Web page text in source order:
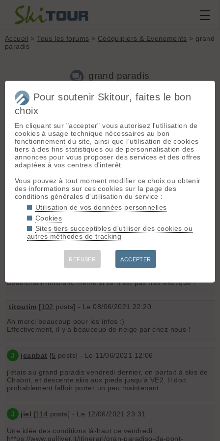
Accueil >Tous les forums > Coéquipiers & Evenements > grand
paradis
grand paradis
Nouveau sujet
titoutim
102
posts] - Le 08/06/2021 15:17
bonjour,
j'aimerais bien aller faire un tour côté italien la semaine
prochaine, pour faire le grand paradis ou la grande rousse,
éventuellement côté cervinia.
dénivelé à prevoir, minimum 2000m et descente
potentiellement un peu raide, mais la qualité de neige reste
prioritaire 😉
Savoie73[9posts] - Le 08/06/2021 20:43
Pour info il n'y a pas de neige en Val d'Aoste cette année, j'y
suis allé fin avril et le massif du Grand Paradis était très sec.
Il faut porter au moins jusqu'au refuge VE2 à 2700m et
ensuite en haut il y a beaucoup de cailloux...
Beaufortain-MtBlanc même si ce n'est pas très exotique !
titoutim [102 posts] - Le 08/06/2021 22:20
Ah merci beaucoup pour les infos :)
Effectivement, il y a beaucoup de neige par chez nous !
J jeanbat [5 posts] - Le 11/06/2021 12:06
j'étais au grand paradis vendredi dernier, on partait à skis de
Chabot, et descente skis aux pieds jusqu'à VE2. Il doit
probablement falloir porter un peu maintenant.
J jiel [114 posts] - Le 12/06/2021 23:31
Une idée des conditions là-haut ce vendredi :
h**ps://www.gulliver.it/itinerari/gran-paradiso-da-pont-
Pour soutenir Skitour, faites le bon
choix
En cliquant sur "accepter" vous autorisez l'utilisation de
cookies à usage technique nécessaires au bon
fonctionnement du site, ainsi que l'utilisation de cookies
tiers à des fins statistiques ou de personnalisation des
annonces pour vous proposer des services et des offres
adaptées à vos centres d'interêt.
Vous pouvez à tout moment modifier ce choix ou obtenir
des informations sur ces cookies sur la page des
conditions générales d'utilisation du service :
Utilisation de vos données personnelles
Cookies
Sites tiers succeptibles d'utiliser des cookies ou
autres méthodes de tracking
REFUSER ACCEPTER